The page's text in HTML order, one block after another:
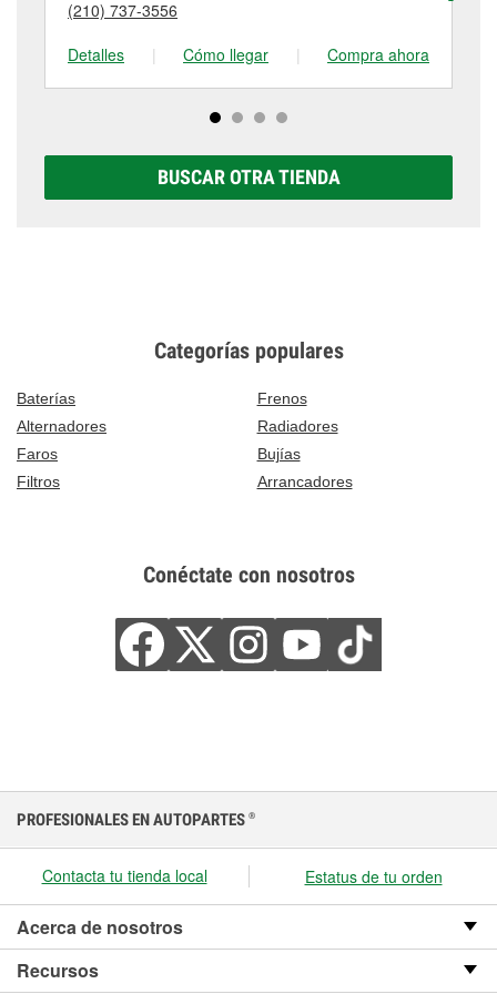
tienda #576 para obtener más información.
(210) 737-3556
Detalles
| Cómo llegar | Compra ahora
BUSCAR OTRA TIENDA
Categorías populares
Baterías
Frenos
Alternadores
Radiadores
Faros
Bujías
Filtros
Arrancadores
Conéctate con nosotros
PROFESIONALES EN AUTOPARTES ®
Contacta tu tienda local Estatus de tu orden
Acerca de nosotros
Recursos